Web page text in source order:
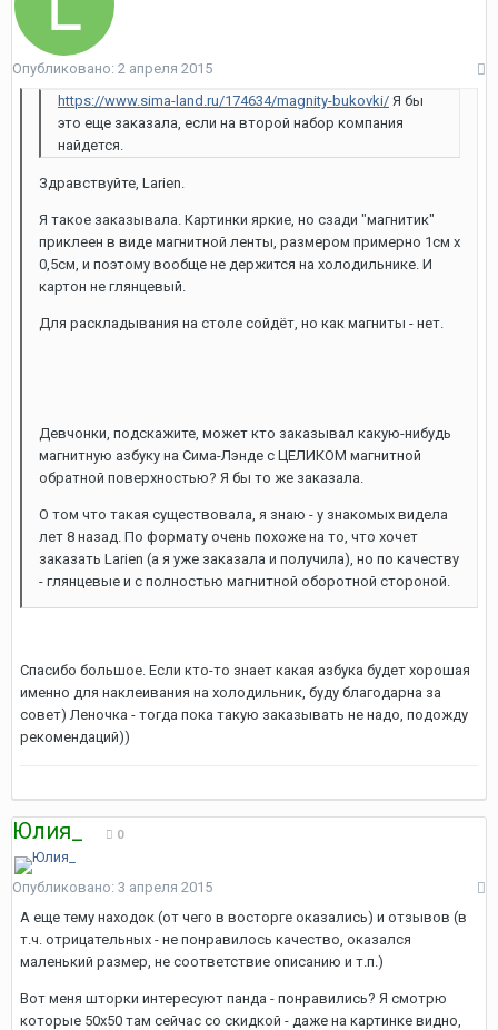
Опубликовано: 2 апреля 2015
https://www.sima-land.ru/174634/magnity-bukovki/ Я бы
это еще заказала, если на второй набор компания
найдется.
Здравствуйте, Larien.
Я такое заказывала. Картинки яркие, но сзади "магнитик"
приклеен в виде магнитной ленты, размером примерно 1см х
0,5см, и поэтому вообще не держится на холодильнике. И
картон не глянцевый.
Для раскладывания на столе сойдёт, но как магниты - нет.
Девчонки, подскажите, может кто заказывал какую-нибудь
магнитную азбуку на Сима-Лэнде с ЦЕЛИКОМ магнитной
обратной поверхностью? Я бы то же заказала.
О том что такая существовала, я знаю - у знакомых видела
лет 8 назад. По формату очень похоже на то, что хочет
заказать Larien (а я уже заказала и получила), но по качеству
- глянцевые и с полностью магнитной оборотной стороной.
Спасибо большое. Если кто-то знает какая азбука будет хорошая
именно для наклеивания на холодильник, буду благодарна за
совет) Леночка - тогда пока такую заказывать не надо, подожду
рекомендаций))
Юлия_ 0
Опубликовано: 3 апреля 2015
А еще тему находок (от чего в восторге оказались) и отзывов (в
т.ч. отрицательных - не понравилось качество, оказался
маленький размер, не соответствие описанию и т.п.)
Вот меня шторки интересуют панда - понравились? Я смотрю
которые 50х50 там сейчас со скидкой - даже на картинке видно,